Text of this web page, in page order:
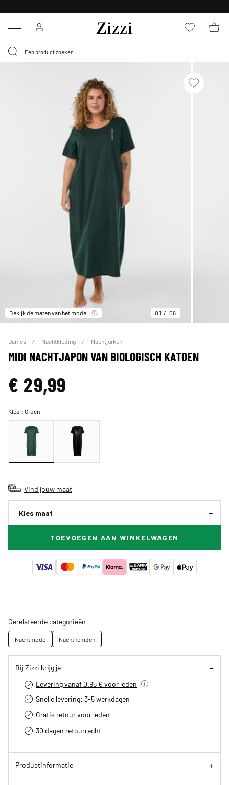
Menu
Bekijk de maten van het model 01 06
Dames Nachtkleding Nachtjurken
MIDI NACHTJAPON VAN BIOLOGISCH KATOEN
€ 29,99
Kleur:Groen
Vind jouw maat
Kies maat
TOEVOEGEN AAN WINKELWAGEN
Gerelateerde categorieën
Nachtmode Nachthemden
Bij Zizzi krijg je
Levering vanaf 0.95 € voor leden
Snelle levering: 3-5 werkdagen
Gratis retour voor leden
30 dagen retourrecht­
Productinformatie